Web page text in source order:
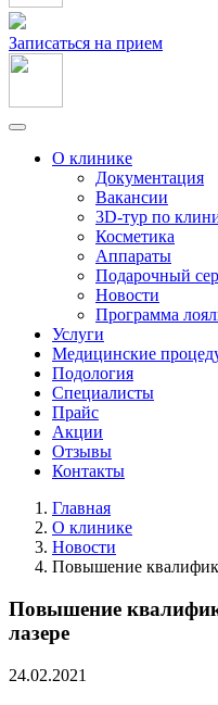
Записаться на прием
О клинике
Документация
Вакансии
3D-тур по
Косметика
Аппараты
Подарочный
Новости
Программа
Услуги
Медицинские
Подология
Специалисты
Прайс
Акции
Отзывы
Контакты
Главная
О клинике
Новости
Повышение
Повышение
лазере
24.02.2021